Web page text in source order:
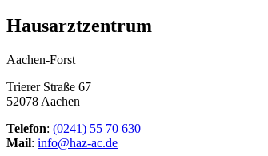
Hausarztzentrum
Aachen-Forst
Trierer Straße 67
52078 Aachen
Telefon: (0241) 55 70 630
Mail: info@haz-ac.de